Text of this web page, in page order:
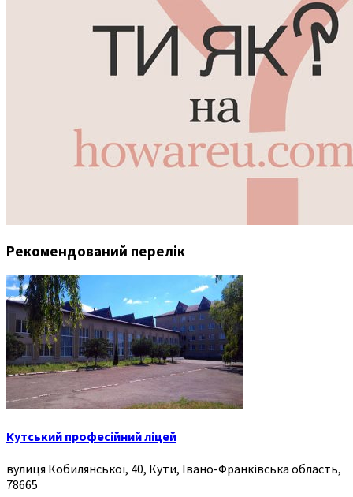
Рекомендований перелік
Кутський професійний ліцей
вулиця Кобилянської, 40, Кути, Івано-Франківська область,
78665